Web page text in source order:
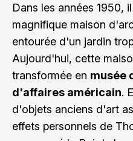
Dans les années 1950,
magnifique maison
entourée d'un jardin
Aujourd'hui, cette
transformée en musée
d'affaires américain.
d'objets anciens d'art
effets personnels de